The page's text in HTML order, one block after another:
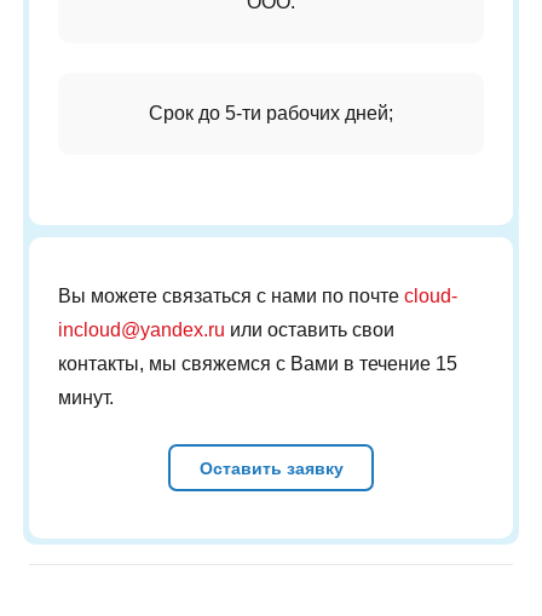
Срок до 5-ти рабочих дней;
Вы можете связаться с нами по почте cloud-
incloud@yandex.ru или оставить свои
контакты, мы свяжемся с Вами в течение 15
минут.
Оставить заявку